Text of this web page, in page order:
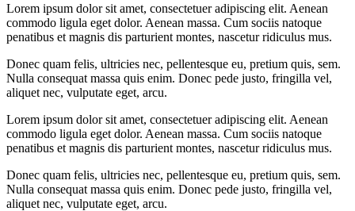
Lorem ipsum dolor sit amet, consectetuer adipiscing elit. Aenean
commodo ligula eget dolor. Aenean massa. Cum sociis natoque
penatibus et magnis dis parturient montes, nascetur ridiculus mus.
Donec quam felis, ultricies nec, pellentesque eu, pretium quis, sem.
Nulla consequat massa quis enim. Donec pede justo, fringilla vel,
aliquet nec, vulputate eget, arcu.
Lorem ipsum dolor sit amet, consectetuer adipiscing elit. Aenean
commodo ligula eget dolor. Aenean massa. Cum sociis natoque
penatibus et magnis dis parturient montes, nascetur ridiculus mus.
Donec quam felis, ultricies nec, pellentesque eu, pretium quis, sem.
Nulla consequat massa quis enim. Donec pede justo, fringilla vel,
aliquet nec, vulputate eget, arcu.